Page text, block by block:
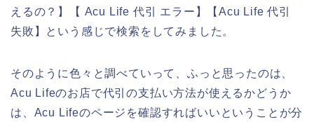
えるの？】【 Acu Life 代引 エラー】【Acu Life 代引
失敗】という感じで検索をしてみました。
そのように色々と調べていって、ふっと思ったのは、
Acu Lifeのお店で代引の支払い方法が使えるかどうか
は、Acu Lifeのページを確認すればいいということが分